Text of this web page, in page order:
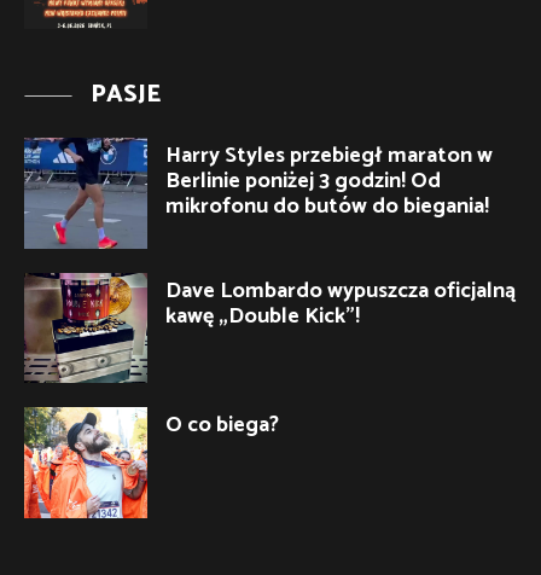
PASJE
Harry Styles przebiegł maraton w
Berlinie poniżej 3 godzin! Od
mikrofonu do butów do biegania!
Dave Lombardo wypuszcza oficjalną
kawę „Double Kick”!
O co biega?